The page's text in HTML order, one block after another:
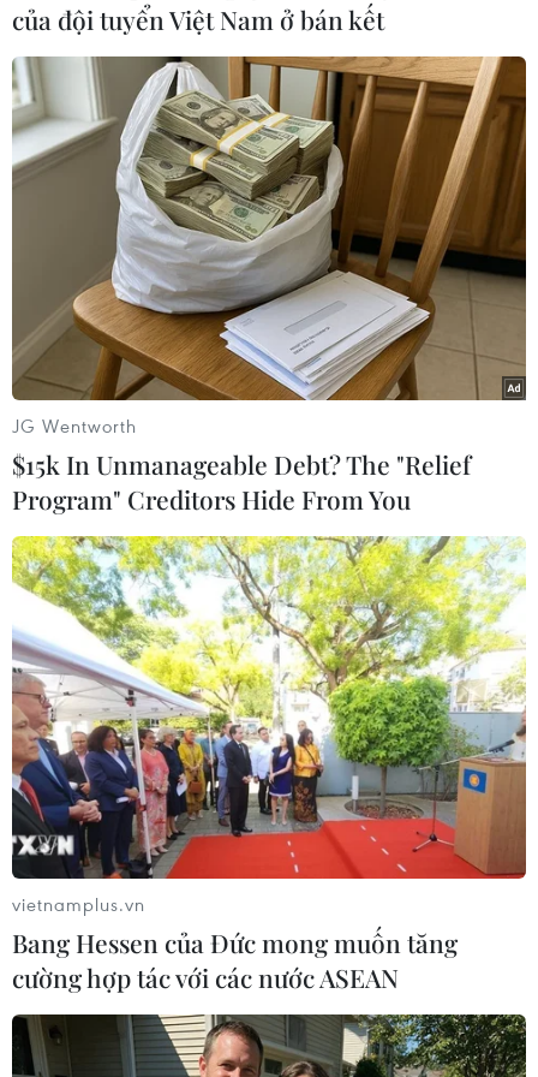
sắm thêm một cái điều hòa vì nắng nóng gay
gắt, bọn trẻ con nhà chị cứ vật vã cả đêm không
ngủ được.
“Thời tiết Hà Nội những ngày vừa qua nóng như
chảo lửa, đi làm cả ngày về mở cửa nhà là như
cái hầm nóng hừng hực. Buổi tối bọn trẻ con
nóng quá không ngủ được nên hai vợ chồng
bàn nhau phải sắm ngay cái điều hòa, không thì
khó trụ được với thời tiết này,” chị Nguyệt thở
dài nói.
Cùng chung hoàn cảnh như chị Nguyệt, nhiều
gia đình cũng đổ xô đi sắm các thiết bị giải
nhiệt chống nóng trong những ngày Hè oi ả.
cũng chia sẻ, đợt nắng nóng này đúng là quá
đột ngột và nóng ngoài sức tưởng tưởng, khiến
nhiều người trở tay không kịp. Nhà anh trước
chỉ dùng một điều hòa trong phòng ngủ nhưng
giờ anh phải vội vàng sắm thêm một chiếc điều
hòa ngoài phòng ăn vì nóng quá.
“Ngồi ăn mà mồ hôi thi nhau tuôn thì ai còn
muốn nuốt cơm nữa. Vì thế không thể không
đầu tư thêm một cái điều hòa nữa,” anh Phương
tặc lưỡi, ngán ngẩm kể
[Nhiều ca tử vong liên tiếp vì nắng nóng khắc
nghiệt tại miền Bắc]
Theo bà Phạm Thị Thu Hà, chuyên viên
marketing Hệ thống siêu thị điện máy Media
của đội tuyển Việt Nam ở bán kết
JG Wentworth
$15k In Unmanageable Debt? The "Relief
Program" Creditors Hide From You
vietnamplus.vn
Bang Hessen của Đức mong muốn tăng
cường hợp tác với các nước ASEAN